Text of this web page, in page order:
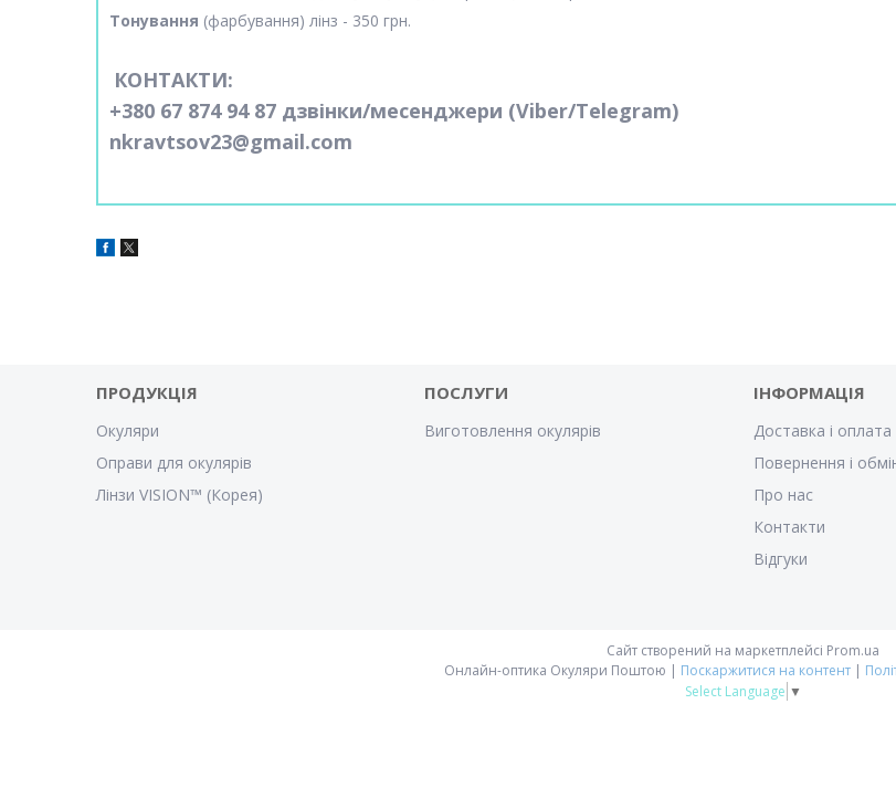
Тонування (фарбування) лінз - 350 грн.
КОНТАКТИ:
+380 67 874 94 87 дзвінки/месенджери (Viber/Telegram)
nkravtsov23@gmail.com
ПРОДУКЦІЯ
Окуляри
Оправи для окулярів
Лінзи VISION™ (Корея)
ПОСЛУГИ
Виготовлення окулярів
ІНФОРМАЦІЯ
Доставка і оплата
Повернення і
Про нас
Контакти
Відгуки
Сайт створений на маркетплейсі Prom.ua
Онлайн-оптика Окуляри Поштою | Поскаржитися на контент |
Select Language ▼